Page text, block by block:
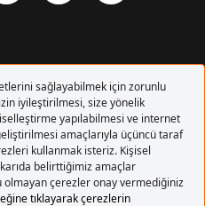
Yolları. Tüm hakları